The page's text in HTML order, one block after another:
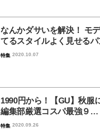
なんかダサいを解決！ モ
てるスタイルよく見せる
特集 2020.10.07
1990円から！【GU】秋服
編集部厳選コスパ最強９…
特集 2020.09.26